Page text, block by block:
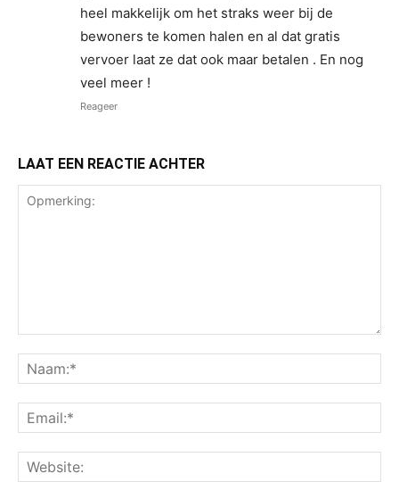
heel makkelijk om het straks weer bij de
bewoners te komen halen en al dat gratis
vervoer laat ze dat ook maar betalen . En nog
veel meer !
Reageer
LAAT EEN REACTIE ACHTER